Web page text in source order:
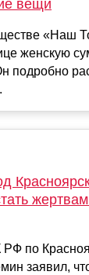
вещи
«Наш
женскую
подробно
РФ по
заявил,